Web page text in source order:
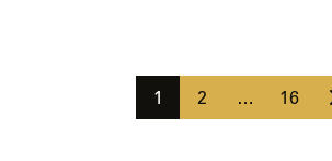
Sivu
1 Sivu
2 … Sivu
16
sivu